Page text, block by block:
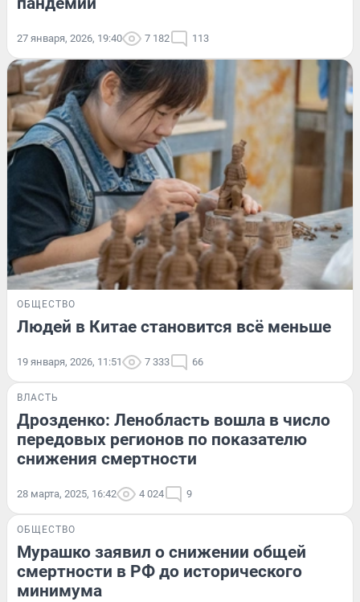
27 января, 2026, 19:40 7 182 113
ОБЩЕСТВО
Людей в Китае становится всё меньше
19 января, 2026, 11:51 7 333 66
ВЛАСТЬ
Дрозденко: Ленобласть вошла в число
передовых регионов по показателю
снижения смертности
28 марта, 2025, 16:42 4 024 9
ОБЩЕСТВО
Мурашко заявил о снижении общей
смертности в РФ до исторического
минимума